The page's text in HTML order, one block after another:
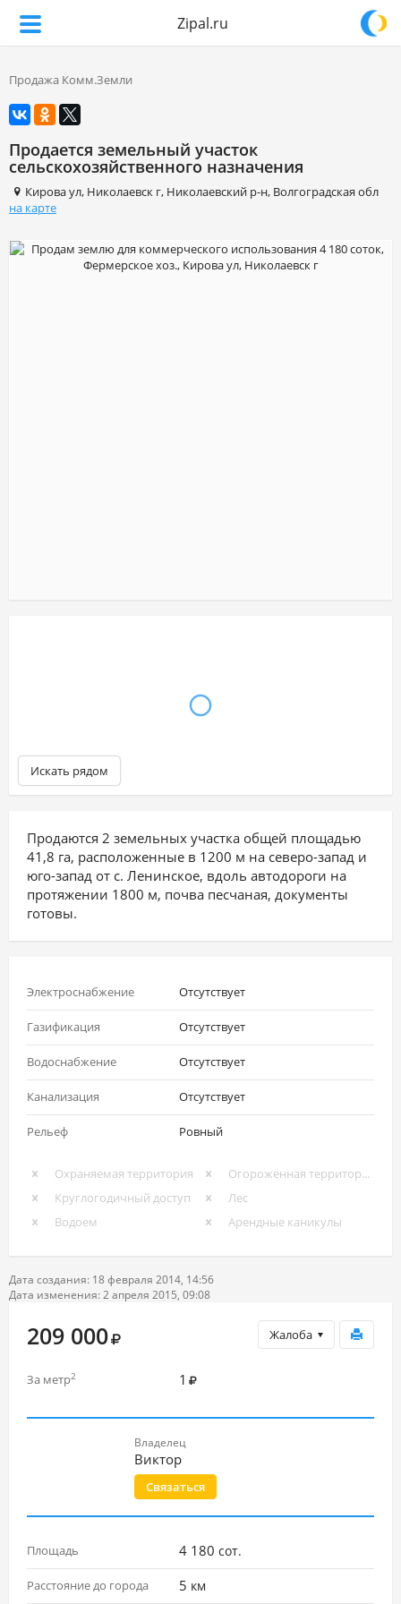
Zipal.ru
Продажа Комм.Земли
Продается земельный участок
сельскохозяйственного назначения
Кирова ул, Николаевск г, Николаевский р-н, Волгоградская обл
на карте
Искать рядом
Продаются 2 земельных участка общей площадью
41,8 га, расположенные в 1200 м на северо-запад и
юго-запад от с. Ленинское, вдоль автодороги на
протяжении 1800 м, почва песчаная, документы
готовы.
Электроснабжение Отсутствует
Газификация Отсутствует
Водоснабжение Отсутствует
Канализация Отсутствует
Рельеф Ровный
Охраняемая территория
Огороженная территория
Круглогодичный доступ
Лес
Водоем
Арендные каникулы
Дата создания: 18 февраля 2014, 14:56
Дата изменения: 2 апреля 2015, 09:08
Жалоба
209 000
За метр2 1
Владелец
Виктор
Связаться
Площадь 4 180 сот.
Расстояние до города 5 км